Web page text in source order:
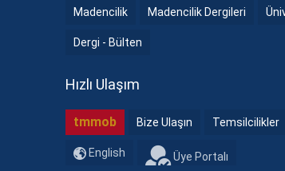
Madencilik Madencilik Dergileri
Dergi - Bülten
Hızlı Ulaşım
tmmob Bize Ulaşın Temsilcilikler
English Üye Portalı